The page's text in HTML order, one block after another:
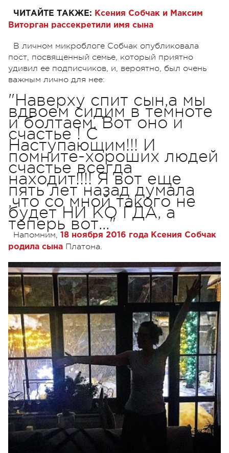
ЧИТАЙТЕ ТАКЖЕ: Ксения Собчак и Максим
Виторган рассекретили имя сына
В личном микроблоге Собчак опубликовала
пост, посвященный семье, который приятно
удивил ее подписчиков, и, вероятно, был очень
важным лично для нее:
"Наверху спит сын,а мы
вдвоем сидим в темноте
и болтаем. Вот оно и
счастье ! С
Наступающим!!! И
помните-хороших людей
счастье всегда
находит!!!! Я вот еще
пять лет назад думала
,что со мной такого не
будет НИ КО ГДА, а
теперь вот..."
Напомним, 18 ноября 2016 года Ксения Собчак
родила сына Платона.